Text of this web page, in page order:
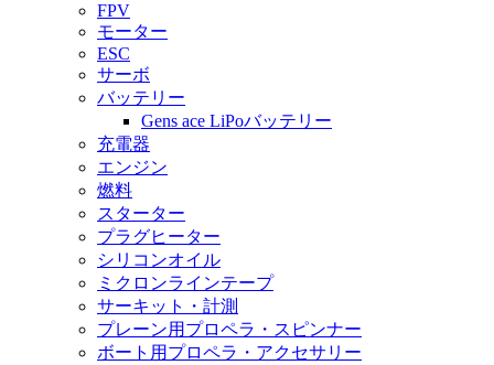
FPV
モーター
ESC
サーボ
バッテリー
Gens ace LiPoバッテリー
充電器
エンジン
燃料
スターター
プラグヒーター
シリコンオイル
ミクロンラインテープ
サーキット・計測
プレーン用プロペラ・スピンナー
ボート用プロペラ・アクセサリー